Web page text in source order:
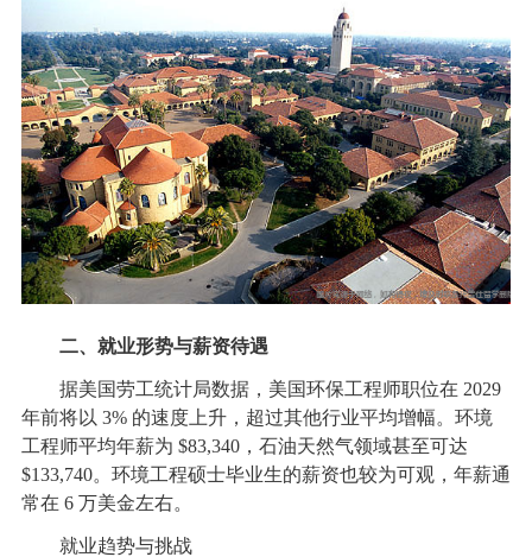
二、就业形势与薪资待遇
据美国劳工统计局数据，美国环保工程师职位在 2029
年前将以 3% 的速度上升，超过其他行业平均增幅。环境
工程师平均年薪为 $83,340，石油天然气领域甚至可达
$133,740。环境工程硕士毕业生的薪资也较为可观，年薪通
常在 6 万美金左右。
就业趋势与挑战